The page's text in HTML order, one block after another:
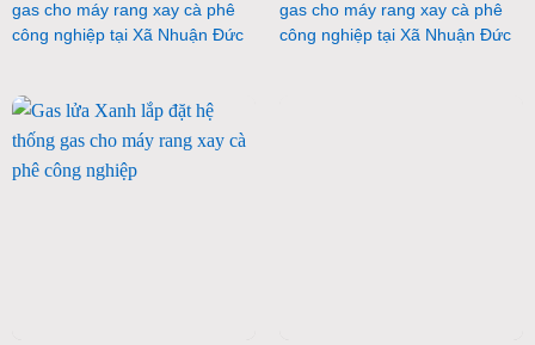
gas cho máy rang xay cà phê
công nghiệp tại Xã Nhuận Đức
gas cho máy rang xay cà phê
công nghiệp tại Xã Nhuận Đức